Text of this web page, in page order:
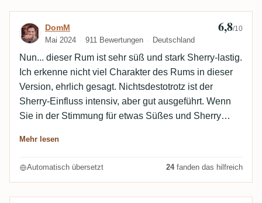
Bewertung von DomM
DomM
Mai 2024 911 Bewertungen Deutschland
6,8/10
Nun... dieser Rum ist sehr süß und stark Sherry-lastig.
Ich erkenne nicht viel Charakter des Rums in dieser
Version, ehrlich gesagt. Nichtsdestotrotz ist der
Sherry-Einfluss intensiv, aber gut ausgeführt. Wenn
Sie in der Stimmung für etwas Süßes und Sherry
Sherry-(finished) Single Casks, bei denen die
Einfluss, der die zugrunde liegende Spirituose
Mehr lesen
Automatisch übersetzt 24fanden das hilfreich